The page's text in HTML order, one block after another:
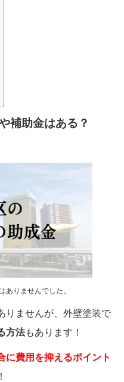
補助金はある？
ありませんでした。
りませんが、外壁塗装で
方法もあります！
に費用を抑えるポイント